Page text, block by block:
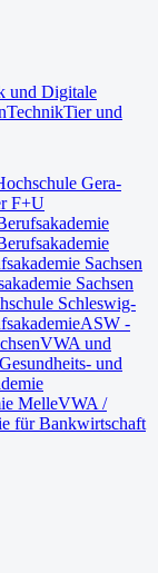
und Digitale
TechnikTier und
Gera-
F+U
Sachsen
Sachsen
Schleswig-
ASW -
VWA und
und
MelleVWA /
für Bankwirtschaft